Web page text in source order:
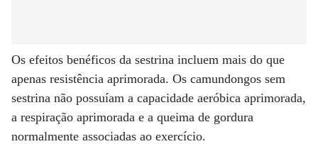
Os efeitos benéficos da sestrina incluem mais do que
apenas resistência aprimorada. Os camundongos sem
sestrina não possuíam a capacidade aeróbica aprimorada,
a respiração aprimorada e a queima de gordura
normalmente associadas ao exercício.